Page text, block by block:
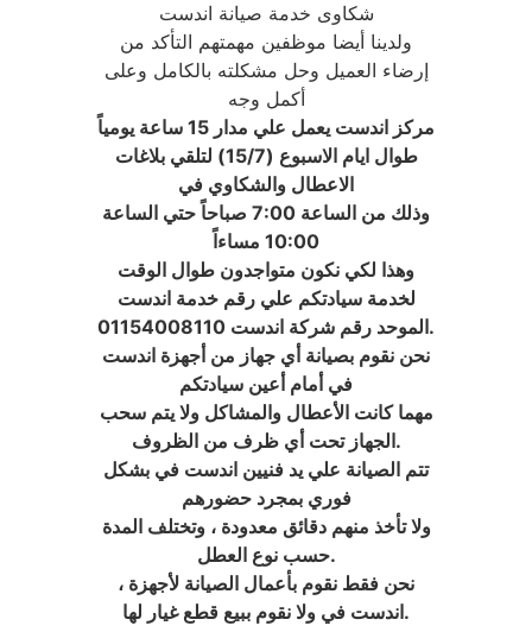
شكاوى خدمة صيانة اندست
ولدينا أيضا موظفين مهمتهم التأكد من
إرضاء العميل وحل مشكلته بالكامل وعلى
أكمل وجه
مركز اندست يعمل علي مدار 15 ساعة يومياً
طوال ايام الاسبوع (15/7) لتلقي بلاغات
الاعطال والشكاوي في
وذلك من الساعة 7:00 صباحاً حتي الساعة
10:00 مساءاً
وهذا لكي نكون متواجدون طوال الوقت
لخدمة سيادتكم علي رقم خدمة اندست
الموحد رقم شركة اندست 01154008110.
نحن نقوم بصيانة أي جهاز من أجهزة اندست
في أمام أعين سيادتكم
مهما كانت الأعطال والمشاكل ولا يتم سحب
الجهاز تحت أي ظرف من الظروف.
تتم الصيانة علي يد فنيين اندست في بشكل
فوري بمجرد حضورهم
ولا تأخذ منهم دقائق معدودة ، وتختلف المدة
حسب نوع العطل.
، نحن فقط نقوم بأعمال الصيانة لأجهزة
اندست في ولا نقوم ببيع قطع غيار لها.